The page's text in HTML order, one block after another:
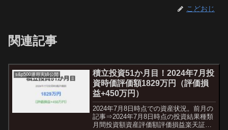
こどおじ
関連記事
s&p500運用実績公開
積立投資51か月目！2024年7月投
資時価評価額1829万円（評価損
益+450万円）
2024年7月8日時点での資産状況。前月の
記事⇒2024年7月8日時点の投資結果種類
月間投資額資産評価額評価損益楽天証券